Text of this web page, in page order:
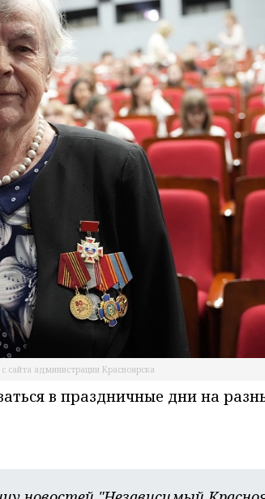
сайта администрации Красноярска
в праздничные дни на